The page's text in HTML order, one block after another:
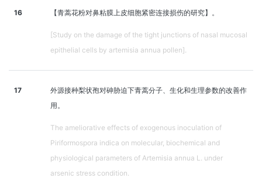
16 【青蒿花粉对鼻粘膜上皮细胞紧密连接损伤的研究】。
[Study on the damage of the tight junctions of nasal mucosal
epithelial cells by artemisia annua pollen].
17
外源接种梨状孢对砷胁迫下青蒿分子、生化和生理参数的改善作
用。
The ameliorative effects of exogenous inoculation of
Piriformospora indica on molecular, biochemical and
physiological parameters of Artemisia annua L. under
arsenic stress condition.